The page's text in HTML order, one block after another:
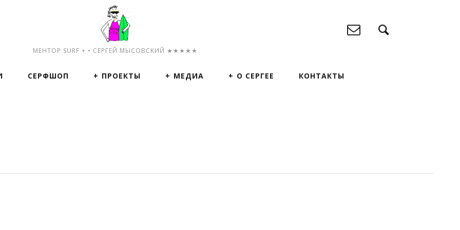
МЕНТОР SURF + • СЕРГЕЙ МЫСОВСКИЙ ★★★★★
СЕРФШОП ПРОЕКТЫ МЕДИА О СЕРГЕЕ КОНТАКТЫ